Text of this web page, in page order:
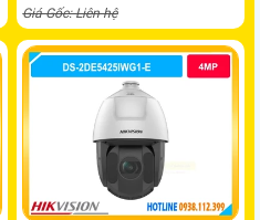
Giá Gốc: Liên hệ